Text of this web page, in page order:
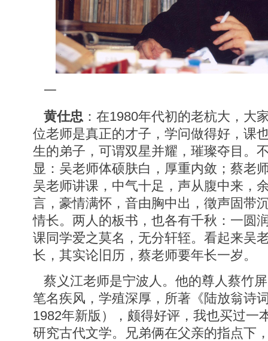
一
黄仕忠 ：在1980年代初的老杭大，大
位老师是真正的才子，学问做得好，课
生的弟子，可谓双星并耀，璀璨夺目。
显：吴老师体硕肤白，厚重内敛；蔡老
吴老师讲课，中气十足，声从腹中来，
言，豪情满怀，音由胸中出，徵声固带
情长。两人的板书，也各有千秋：一圆
课同学爱之莫名，无分轩轾。看起来吴
长，其实论旧历，蔡老师要年长一岁。
蔡义江老师是宁波人。他的尊人蔡竹
笔名疾风，学殖深厚，所著《陆放翁诗
1982年新版），颇得好评，我也买过一
研究古代文学。兄弟俩在父亲的指点下